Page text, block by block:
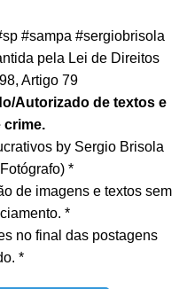
#sampa #sergiobrisola
pela Lei de Direitos
Artigo 79
Autorizado de textos e
crime.
by Sergio Brisola
*
de imagens e textos sem
*
no final das postagens
*